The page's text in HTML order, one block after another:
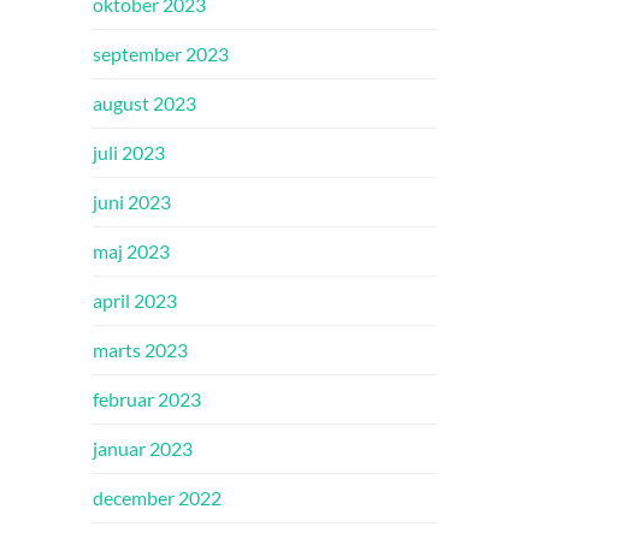
september 2023
august 2023
juli 2023
juni 2023
maj 2023
april 2023
marts 2023
februar 2023
januar 2023
december 2022